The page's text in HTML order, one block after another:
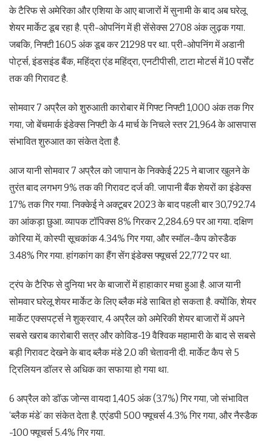
के टैरिफ से अमेरिका और एशिया के आए बाजारों में सुनामी के बाद अब घरेलू
शेयर मार्केट डूब रहा है. प्री-ओपनिंग में ही सेंसेक्स 2708 अंक लुढ़क गया.
जबकि, निफ्टी 1605 अंक डूब कर 21298 पर था. प्री-ओपनिंग में अडानी
पोर्ट्स, इंडसइंड बैंक, महिंद्रा एंड महिंद्रा, एनटीपीसी, टाटा मोटर्स में 10 पर्सेंट
तक की गिरावट है.
सोमवार 7 अप्रैल को शुरुआती कारोबार में गिफ्ट निफ्टी 1,000 अंक तक गिर
गया, जो बेंचमार्क इंडेक्स निफ्टी के 4 मार्च के निचले स्तर 21,964 के आसपास
संभावित शुरुआत का संकेत देता है.
आज यानी सोमवार 7 अप्रैल को जापान के निक्केई 225 ने बाजार खुलने के
तुरंत बाद लगभग 9% तक की गिरावट दर्ज की. जापानी बैंक शेयरों का इंडेक्स
17% तक गिर गया. निक्केई ने अक्टूबर 2023 के बाद पहली बार 30,792.74
का आंकड़ा छुआ. व्यापक टॉपिक्स 8% गिरकर 2,284.69 पर आ गया. दक्षिण
कोरिया में, कोस्पी सूचकांक 4.34% गिर गया, और स्मॉल-कैप कोस्डैक
3.48% गिर गया. हांगकांग का हैंग सेंग इंडेक्स फ्यूचर्स 22,772 पर था.
ट्रंप के टैरिफ से दुनिया भर के बाजारों में हाहाकार मचा हुआ है. आज यानी
सोमवार घरेलू शेयर मार्केट के लिए ब्लैक मंडे साबित हो सकता है. क्योंकि, शेयर
मार्केट एक्सपर्ट्स ने शुक्रवार, 4 अप्रैल को अमेरिकी शेयर बाजारों में अपने
सबसे खराब कारोबारी सत्र और कोविड-19 वैश्विक महामारी के बाद से सबसे
बड़ी गिरावट देखने के बाद ब्लैक मंडे 2.0 की चेतावनी दी. मार्केट कैप से 5
ट्रिलियन डॉलर से अधिक का सफाया हो गया था.
6 अप्रैल को डॉऊ जोन्स वायदा 1,405 अंक (3.7%) गिर गया, जो संभावित
‘ब्लैक मंडे’ का संकेत देता है. एएंडपी 500 फ्यूचर्स 4.3% गिर गया, और नैस्डैक
-100 फ्यूचर्स 5.4% गिर गया.